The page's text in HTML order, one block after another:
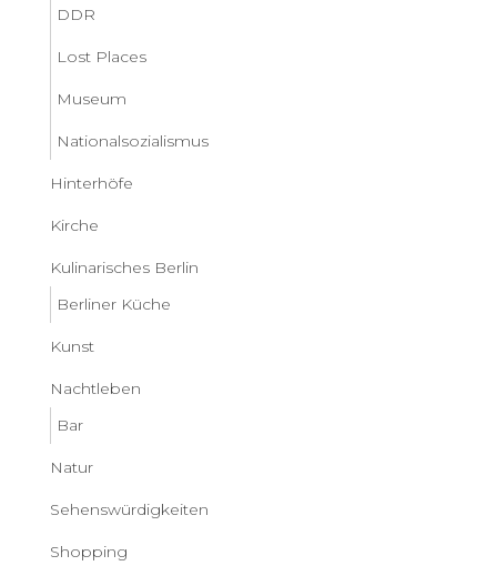
DDR
Lost Places
Museum
Nationalsozialismus
Hinterhöfe
Kirche
Kulinarisches Berlin
Berliner Küche
Kunst
Nachtleben
Bar
Natur
Sehenswürdigkeiten
Shopping